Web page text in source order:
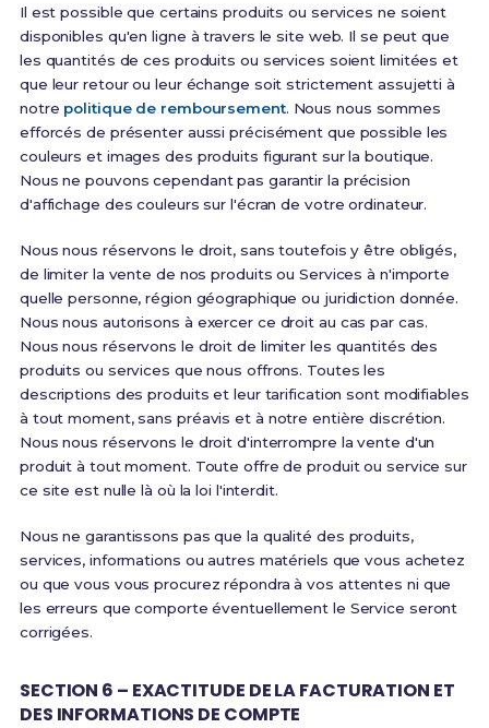
Il est possible que certains produits ou services ne soient
disponibles qu'en ligne à travers le site web. Il se peut que
les quantités de ces produits ou services soient limitées et
que leur retour ou leur échange soit strictement assujetti à
notre politique de remboursement. Nous nous sommes
efforcés de présenter aussi précisément que possible les
couleurs et images des produits figurant sur la boutique.
Nous ne pouvons cependant pas garantir la précision
d'affichage des couleurs sur l'écran de votre ordinateur.
Nous nous réservons le droit, sans toutefois y être obligés,
de limiter la vente de nos produits ou Services à n'importe
quelle personne, région géographique ou juridiction donnée.
Nous nous autorisons à exercer ce droit au cas par cas.
Nous nous réservons le droit de limiter les quantités des
produits ou services que nous offrons. Toutes les
descriptions des produits et leur tarification sont modifiables
à tout moment, sans préavis et à notre entière discrétion.
Nous nous réservons le droit d'interrompre la vente d'un
produit à tout moment. Toute offre de produit ou service sur
ce site est nulle là où la loi l'interdit.
Nous ne garantissons pas que la qualité des produits,
services, informations ou autres matériels que vous achetez
ou que vous vous procurez répondra à vos attentes ni que
les erreurs que comporte éventuellement le Service seront
corrigées.
SECTION 6 – EXACTITUDE DE LA FACTURATION ET
DES INFORMATIONS DE COMPTE